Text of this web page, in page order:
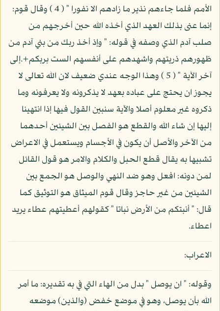
الأمم فلما جاءهم نذير ما زادهم الا نفورا " ( 4 ) وقال قوم:
إنما عنى بذلك العهد الذي أخذه الله حين أخرجهم من
صلب آدم الذي وصفه في قوله: " وإذ أخذ ربك من بني آدم من
ظهورهم ذريتهم واشهدهم على أنفسهم الست بربكم+.إلى
آخر الآية " ( 5 ) وهذا الوجه عندي ضعيف لان الله تعالى لا
يجوز ان يحتج على عباده بعهد لا يذكرونه ولا يعرفونه وما
ذكروه غير معلوم أصلا والآية سنبين القول فيها إذا انتهينا
إليها إن شاء الله والقطع هو الفصل بين الشيئين أحدهما
من الآخر والأصل أن يكون في الأجسام ويستعمل في الاعراض
تشبيها به يقال قطع الحبل والكلام والامر هو قول القائل
لمن دونه: افعل وهو ضد النهي والوصل هو الجمع بين
الشيئين من غير حاجز وقال قوم الميثاق هو التوثيق كما
قال: " أنبتكم من الأرض نباتا " كقولهم أعطيتهم عطاء يريد
اعطاء.
الاعراب:
وقوله: " ان يوصل " بدل من الهاء التي في به تقديره: ما أمر
الله بأن يوصل، وهو في موضع خفض (والذين) موضعه